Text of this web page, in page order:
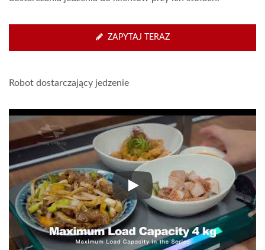
ZAPYTAJ TERAZ
Robot dostarczający jedzenie
Robot dostarczający jedzenie